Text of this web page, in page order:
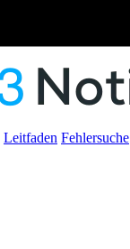
Leitfaden Fehlersuche